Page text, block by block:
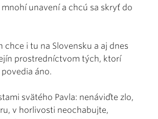
unavení a chcú sa skryť do
chce i tu na Slovensku a aj dnes
prostredníctvom tých, ktorí
áno.
svätého Pavla: nenáviďte zlo,
v horlivosti neochabujte,